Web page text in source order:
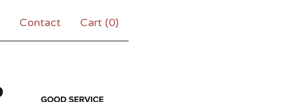
Contact Cart (0)